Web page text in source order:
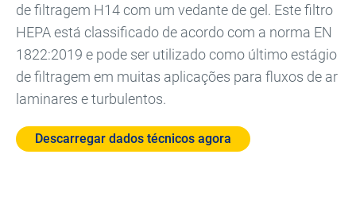
de filtragem H14 com um vedante de gel. Este filtro
HEPA está classificado de acordo com a norma EN
1822:2019 e pode ser utilizado como último estágio
de filtragem em muitas aplicações para fluxos de ar
laminares e turbulentos.
Descarregar dados técnicos agora